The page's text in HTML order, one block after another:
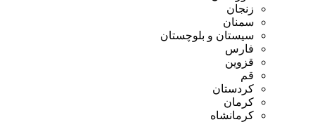
زنجان
سمنان
سیستان و بلوچستان
فارس
قزوین
قم
کردستان
کرمان
کرمانشاه